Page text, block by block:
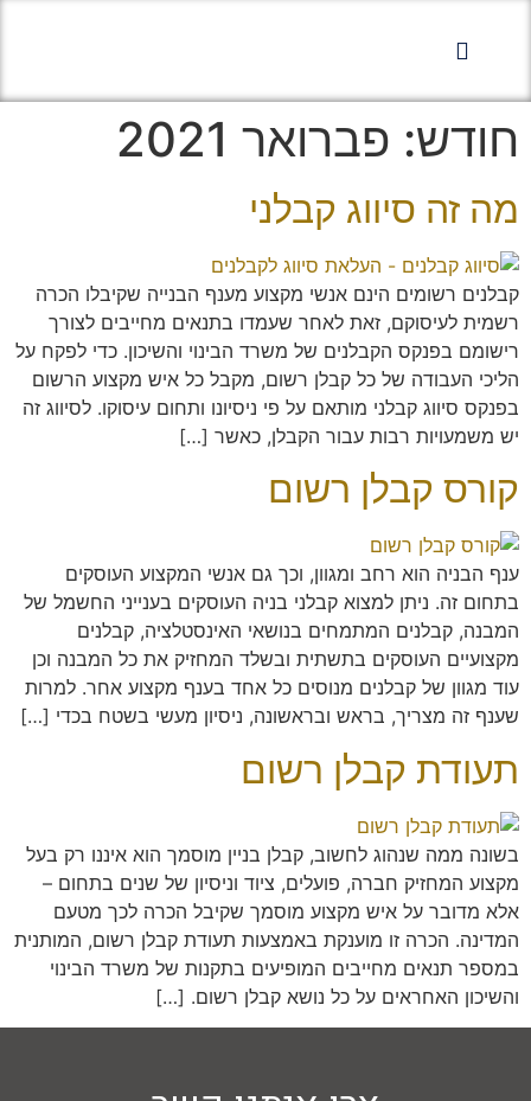
חודש: פברואר 2021
מה זה סיווג קבלני
קבלנים רשומים הינם אנשי מקצוע מענף הבנייה שקיבלו הכרה
רשמית לעיסוקם, זאת לאחר שעמדו בתנאים מחייבים לצורך
רישומם בפנקס הקבלנים של משרד הבינוי והשיכון. כדי לפקח על
הליכי העבודה של כל קבלן רשום, מקבל כל איש מקצוע הרשום
בפנקס סיווג קבלני מותאם על פי ניסיונו ותחום עיסוקו. לסיווג זה
יש משמעויות רבות עבור הקבלן, כאשר […]
קורס קבלן רשום
ענף הבניה הוא רחב ומגוון, וכך גם אנשי המקצוע העוסקים
בתחום זה. ניתן למצוא קבלני בניה העוסקים בענייני החשמל של
המבנה, קבלנים המתמחים בנושאי האינסטלציה, קבלנים
מקצועיים העוסקים בתשתית ובשלד המחזיק את כל המבנה וכן
עוד מגוון של קבלנים מנוסים כל אחד בענף מקצוע אחר. למרות
שענף זה מצריך, בראש ובראשונה, ניסיון מעשי בשטח בכדי […]
תעודת קבלן רשום
בשונה ממה שנהוג לחשוב, קבלן בניין מוסמך הוא איננו רק בעל
מקצוע המחזיק חברה, פועלים, ציוד וניסיון של שנים בתחום –
אלא מדובר על איש מקצוע מוסמך שקיבל הכרה לכך מטעם
המדינה. הכרה זו מוענקת באמצעות תעודת קבלן רשום, המותנית
במספר תנאים מחייבים המופיעים בתקנות של משרד הבינוי
והשיכון האחראים על כל נושא קבלן רשום. […]